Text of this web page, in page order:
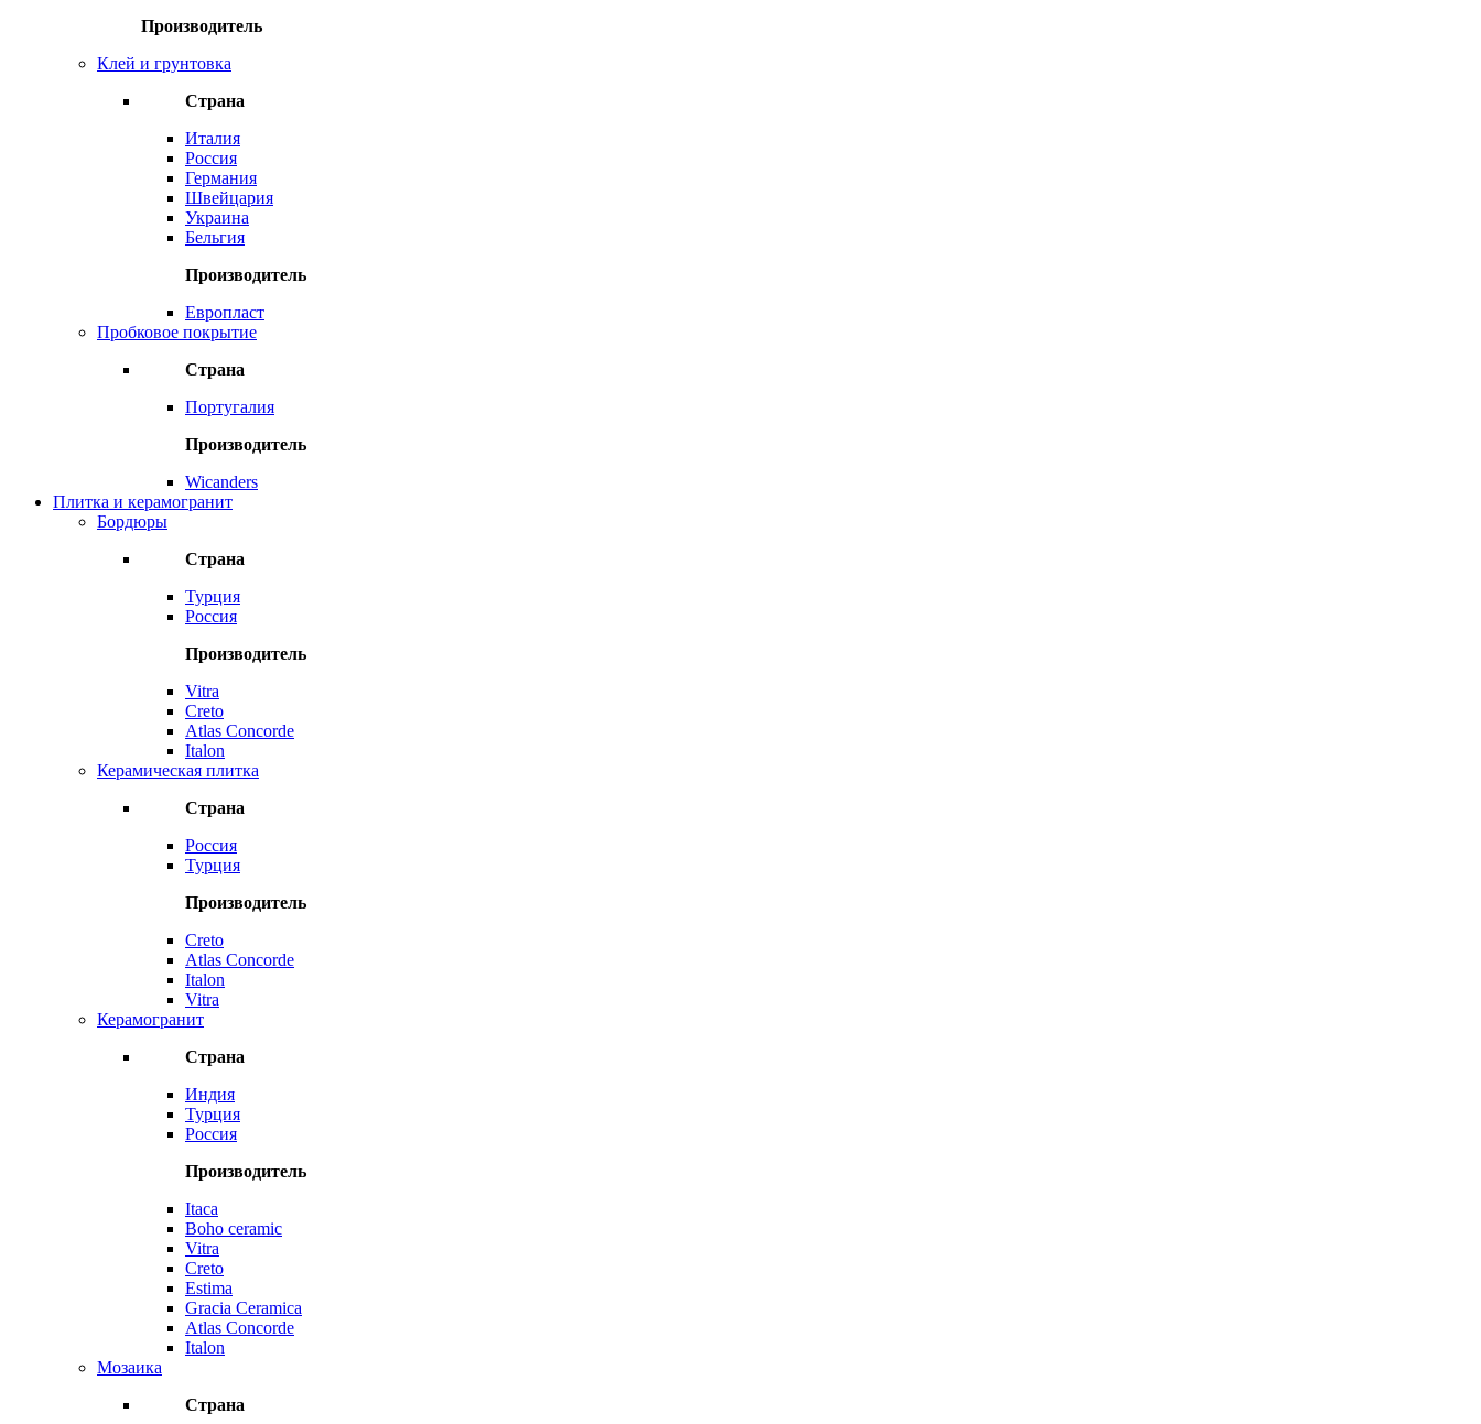
Производитель
Клей и грунтовка
Страна
Италия
Россия
Германия
Швейцария
Украина
Бельгия
Производитель
Европласт
Пробковое покрытие
Страна
Португалия
Производитель
Wicanders
Плитка и керамогранит
Бордюры
Страна
Турция
Россия
Производитель
Vitra
Creto
Atlas Concorde
Italon
Керамическая плитка
Страна
Россия
Турция
Производитель
Creto
Atlas Concorde
Italon
Vitra
Керамогранит
Страна
Индия
Турция
Россия
Производитель
Itaca
Boho ceramic
Vitra
Creto
Estima
Gracia Ceramica
Atlas Concorde
Italon
Мозаика
Страна